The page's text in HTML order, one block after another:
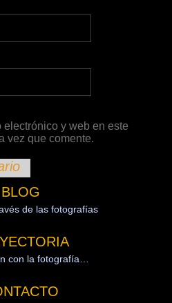
electrónico y web en este
vez que comente.
BLOG
de las fotografías
con la fotografía…